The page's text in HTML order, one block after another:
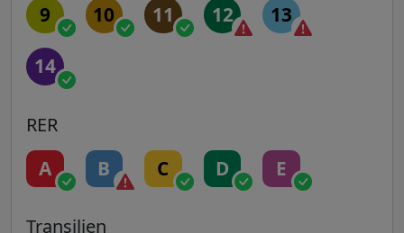
9 10 11 12 13
14
RER
A B C D E
Transilien